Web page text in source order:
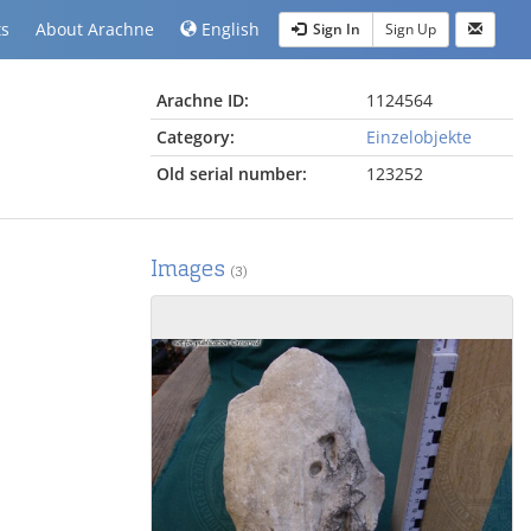
About Arachne English Sign In Sign Up
Arachne ID:
1124564
Category:
Einzelobjekte
Old serial number:
123252
Images (3)